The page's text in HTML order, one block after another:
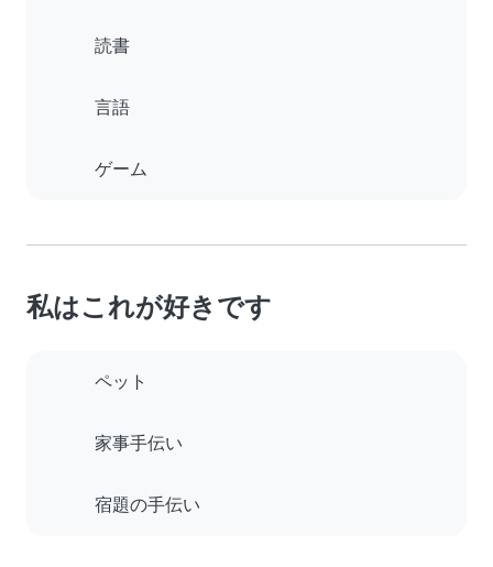
読書
言語
ゲーム
私はこれが好きです
ペット
家事手伝い
宿題の手伝い